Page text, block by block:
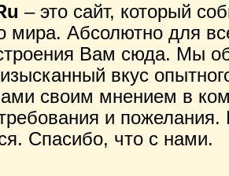
– это сайт, который
мира. Абсолютно для
Вам сюда. Мы
вкус
своим мнением в
и
Спасибо, что с нами.